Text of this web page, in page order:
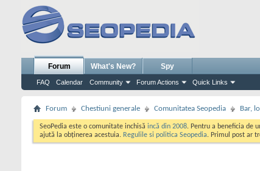
Forum
FAQ Calendar Community Forum Actions Quick Links
What's New? Spy
Forum Chestiuni generale Comunitatea Seopedia Bar,
SeoPedia este o comunitate inchisă incă din 2008. Pentru a beneficia de
ajută la obținerea acestuia. Regulile si politica Seopedia. Primul post ar